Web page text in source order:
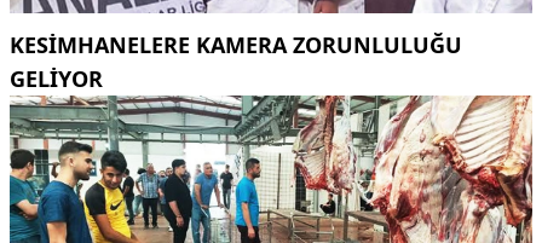
KESİMHANELERE KAMERA ZORUNLULUĞU
GELİYOR